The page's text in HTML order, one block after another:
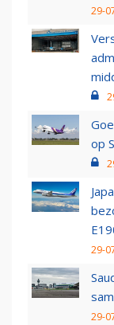
29-
op
29-
29-